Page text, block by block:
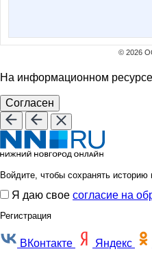
© 2026
На информационном
Согласен
Войдите, чтобы сохранять историю
Я даю свое согласие на
Регистрация
ВКонтакте Яндекс